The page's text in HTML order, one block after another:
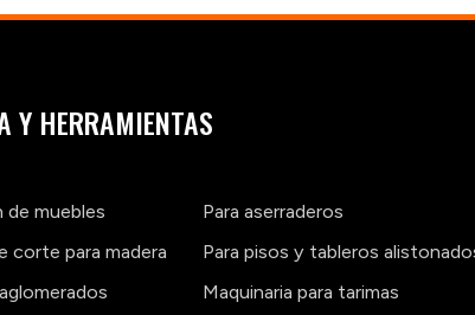
Y HERRAMIENTAS
de muebles
Para aserraderos
corte para madera
Para pisos y tableros
Maquinaria para tarimas